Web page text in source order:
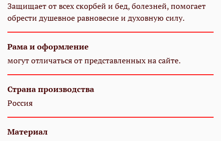
Защищает от всех скорбей и бед, болезней, помогает
обрести душевное равновесие и духовную силу.
Рама и оформление
могут отличаться от представленных на сайте.
Страна производства
Россия
Материал